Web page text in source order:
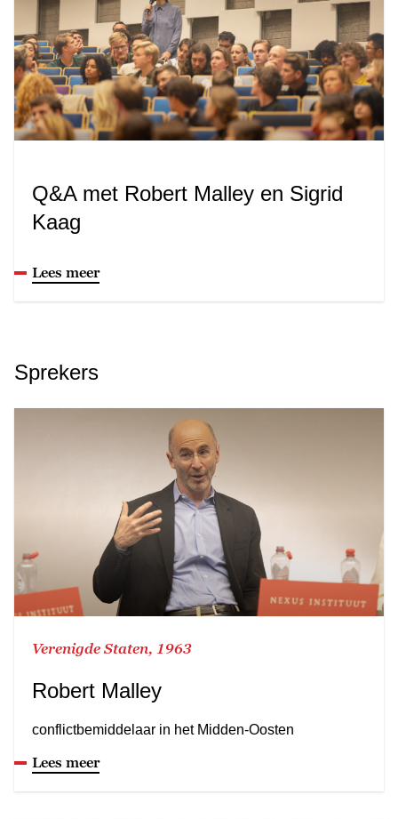
Q&A met Robert Malley en Sigrid
Kaag
Lees meer
Sprekers
Verenigde Staten, 1963
Robert Malley
conflictbemiddelaar in het Midden-Oosten
Lees meer